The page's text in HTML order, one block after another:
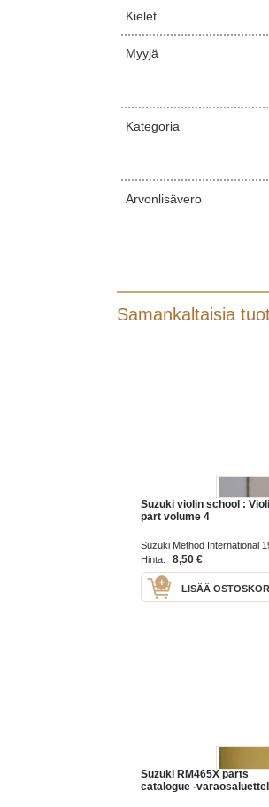
Kielet
Myyjä
Kategoria
Arvonlisävero
Samankaltaisia
Suzuki violin school :
part volume 4
Suzuki Method International
Hinta:
8,50 €
LISÄÄ
Suzuki RM465X parts
catalogue -